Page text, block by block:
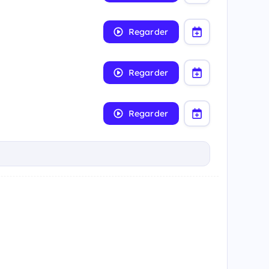
Regarder
Regarder
Regarder